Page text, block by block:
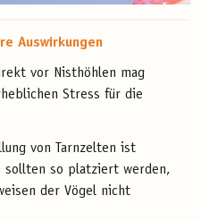
Auswirkungen
vor Nisthöhlen mag
Stress für die
von Tarnzelten ist
sollten so platziert werden,
der Vögel nicht